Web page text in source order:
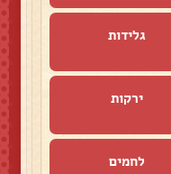
גלידות
ירקות
לחמים